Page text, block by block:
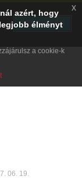
06. 19.
azért, hogy
élményt
a cookie-k
x
TELEPÍTÉS